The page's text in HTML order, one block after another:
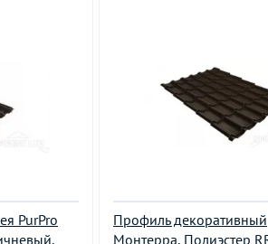
PurPro
Профиль декоративный
Монтерра, Полиэстер